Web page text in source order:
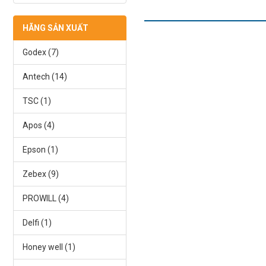
HÃNG SẢN XUẤT
Godex (7)
Antech (14)
TSC (1)
Apos (4)
Epson (1)
Zebex (9)
PROWILL (4)
Delfi (1)
Honey well (1)